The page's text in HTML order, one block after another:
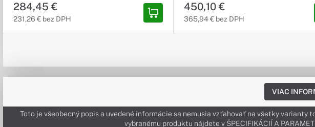
284,45 €
231,26 € bez DPH
450,10 €
365,94 € bez DPH
VIAC
Toto je všeobecný popis a uvedené informácie sa nemusia vzťahovať na všetky varianty
vybranému produktu nájdete v ŠPECIFIKÁCIÍ A